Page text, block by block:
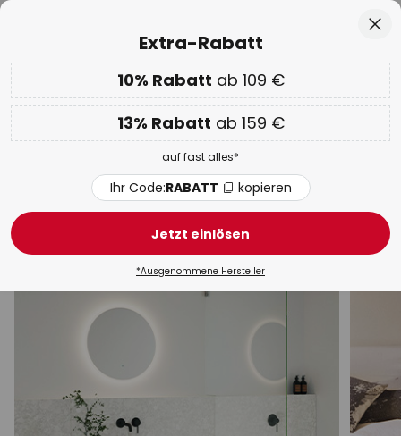
Nur
01D 15H 00M 11S
EXTRA 10% ab 109 € & 13% ab 159 €auf fast alles
Code:RABATT kopieren
WOW Week:Bis zu -70%
Wandleuchten
Design Gips
Extra-Rabatt
10% Rabatt ab 109 €
13% Rabatt ab 159 €
auf fast alles*
Ihr Code:RABATT kopieren
Jetzt einlösen
*Ausgenommene Hersteller